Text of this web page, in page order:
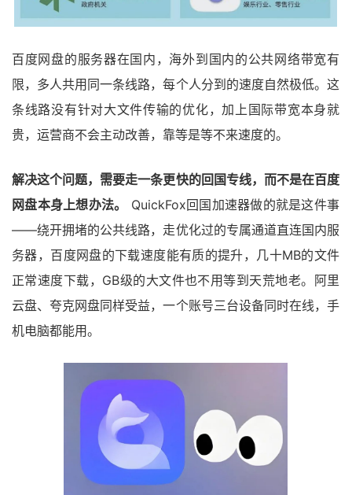
百度网盘的服务器在国内，海外到国内的公共网络带宽有
限，多人共用同一条线路，每个人分到的速度自然极低。这
条线路没有针对大文件传输的优化，加上国际带宽本身就
贵，运营商不会主动改善，靠等是等不来速度的。
解决这个问题，需要走一条更快的回国专线，而不是在百度
网盘本身上想办法。
QuickFox回国加速器做的就是这件事
——绕开拥堵的公共线路，走优化过的专属通道直连国内服
务器，百度网盘的下载速度能有质的提升，几十MB的文件
正常速度下载，GB级的大文件也不用等到天荒地老。阿里
云盘、夸克网盘同样受益，一个账号三台设备同时在线，手
机电脑都能用。